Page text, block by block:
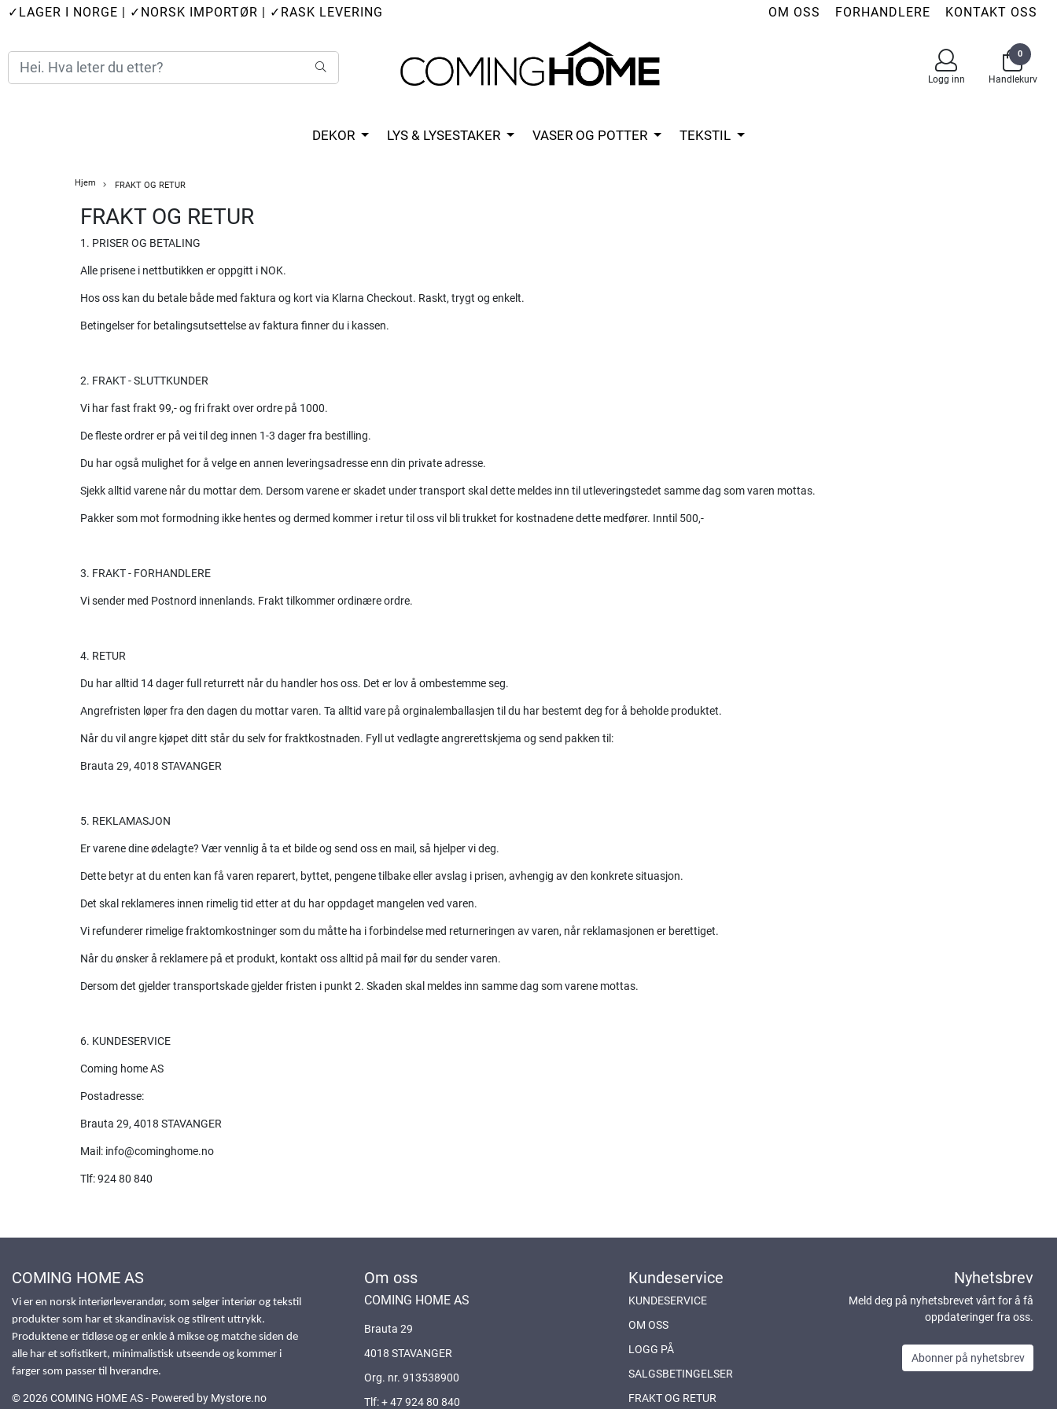
✓LAGER I NORGE | ✓NORSK IMPORTØR | ✓RASK LEVERING OM OSS FORHANDLERE KONTAKT OSS
Logg inn
0
Handlekurv
DEKOR LYS & LYSESTAKER VASER OG POTTER TEKSTIL
Hjem FRAKT OG RETUR
FRAKT OG RETUR
1. PRISER OG BETALING
Alle prisene i nettbutikken er oppgitt i NOK.
Hos oss kan du betale både med faktura og kort via Klarna Checkout. Raskt, trygt og enkelt.
Betingelser for betalingsutsettelse av faktura finner du i kassen.
2. FRAKT - SLUTTKUNDER
Vi har fast frakt 99,- og fri frakt over ordre på 1000.
De fleste ordrer er på vei til deg innen 1-3 dager fra bestilling.
Du har også mulighet for å velge en annen leveringsadresse enn din private adresse.
Sjekk alltid varene når du mottar dem. Dersom varene er skadet under transport skal dette meldes inn til utleveringstedet samme dag som varen mottas.
Pakker som mot formodning ikke hentes og dermed kommer i retur til oss vil bli trukket for kostnadene dette medfører. Inntil 500,-
3. FRAKT - FORHANDLERE
Vi sender med Postnord innenlands. Frakt tilkommer ordinære ordre.
4. RETUR
Du har alltid 14 dager full returrett når du handler hos oss. Det er lov å ombestemme seg.
Angrefristen løper fra den dagen du mottar varen. Ta alltid vare på orginalemballasjen til du har bestemt deg for å beholde produktet.
Når du vil angre kjøpet ditt står du selv for fraktkostnaden. Fyll ut vedlagte angrerettskjema og send pakken til:
Brauta 29, 4018 STAVANGER
5. REKLAMASJON
Er varene dine ødelagte? Vær vennlig å ta et bilde og send oss en mail, så hjelper vi deg.
Dette betyr at du enten kan få varen reparert, byttet, pengene tilbake eller avslag i prisen, avhengig av den konkrete situasjon.
Det skal reklameres innen rimelig tid etter at du har oppdaget mangelen ved varen.
Vi refunderer rimelige fraktomkostninger som du måtte ha i forbindelse med returneringen av varen, når reklamasjonen er berettiget.
Når du ønsker å reklamere på et produkt, kontakt oss alltid på mail før du sender varen.
Dersom det gjelder transportskade gjelder fristen i punkt 2. Skaden skal meldes inn samme dag som varene mottas.
6. KUNDESERVICE
Coming home AS
Postadresse:
Brauta 29, 4018 STAVANGER
Mail: info@cominghome.no
Tlf: 924 80 840
COMING HOME AS
Vi er en norsk interiørleverandør, som selger interiør og tekstil
produkter som har et skandinavisk og stilrent uttrykk.
Produktene er tidløse og er enkle å mikse og matche siden de
alle har et sofistikert, minimalistisk utseende og kommer i
farger som passer til hverandre.
© 2026 COMING HOME AS - Powered by Mystore.no
Om oss
COMING HOME AS
Brauta 29
4018 STAVANGER
Org. nr. 913538900
Tlf:+ 47 924 80 840
Kundeservice
KUNDESERVICE
OM OSS
LOGG PÅ
SALGSBETINGELSER
FRAKT OG RETUR
Nyhetsbrev
Meld deg på nyhetsbrevet vårt for å få
oppdateringer fra oss.
Abonner på nyhetsbrev